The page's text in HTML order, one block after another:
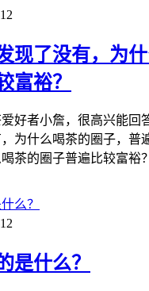
现了没有，为
富裕？
好者小詹，很高兴能回
为什么喝茶的圈子，普
茶的圈子普遍比较富裕
是什么？